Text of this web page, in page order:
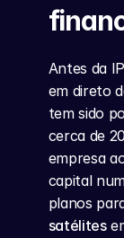
Antes da
em direto
tem sido
cerca de
empresa
capital
planos
satélites